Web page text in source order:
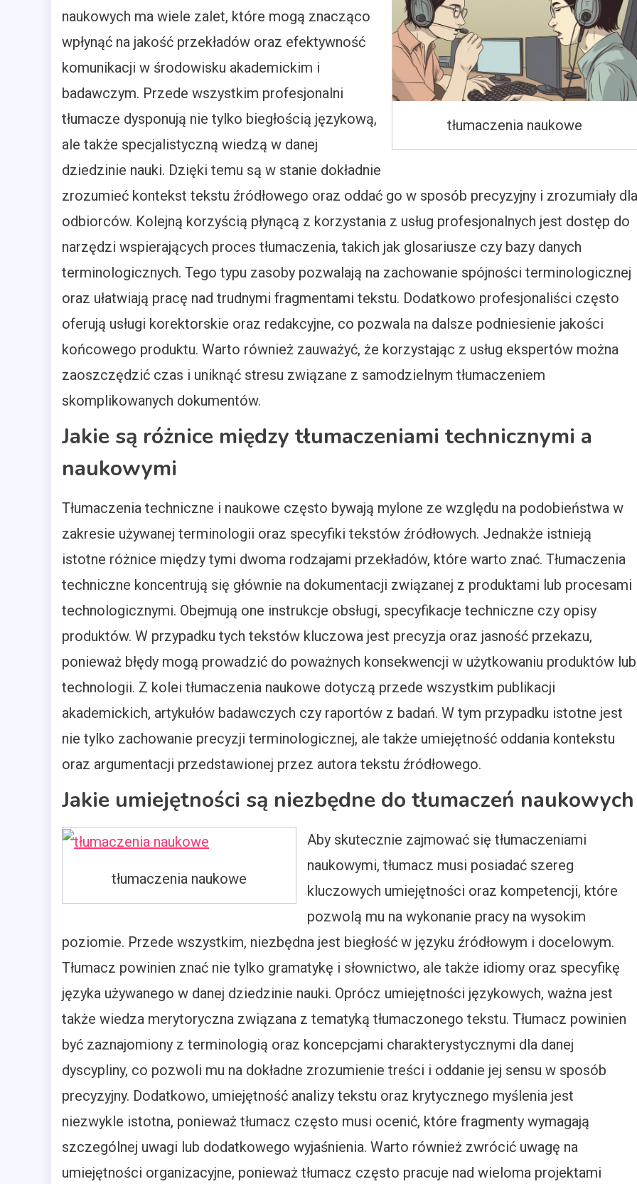
tłumaczenia naukowe
naukowych ma wiele zalet, które mogą znacząco
wpłynąć na jakość przekładów oraz efektywność
komunikacji w środowisku akademickim i
badawczym. Przede wszystkim profesjonalni
tłumacze dysponują nie tylko biegłością językową,
ale także specjalistyczną wiedzą w danej
dziedzinie nauki. Dzięki temu są w stanie dokładnie
zrozumieć kontekst tekstu źródłowego oraz oddać go w sposób precyzyjny i zrozumiały dla
odbiorców. Kolejną korzyścią płynącą z korzystania z usług profesjonalnych jest dostęp do
narzędzi wspierających proces tłumaczenia, takich jak glosariusze czy bazy danych
terminologicznych. Tego typu zasoby pozwalają na zachowanie spójności terminologicznej
oraz ułatwiają pracę nad trudnymi fragmentami tekstu. Dodatkowo profesjonaliści często
oferują usługi korektorskie oraz redakcyjne, co pozwala na dalsze podniesienie jakości
końcowego produktu. Warto również zauważyć, że korzystając z usług ekspertów można
zaoszczędzić czas i uniknąć stresu związane z samodzielnym tłumaczeniem
skomplikowanych dokumentów.
Jakie są różnice między tłumaczeniami technicznymi a
naukowymi
Tłumaczenia techniczne i naukowe często bywają mylone ze względu na podobieństwa w
zakresie używanej terminologii oraz specyfiki tekstów źródłowych. Jednakże istnieją
istotne różnice między tymi dwoma rodzajami przekładów, które warto znać. Tłumaczenia
techniczne koncentrują się głównie na dokumentacji związanej z produktami lub procesami
technologicznymi. Obejmują one instrukcje obsługi, specyfikacje techniczne czy opisy
produktów. W przypadku tych tekstów kluczowa jest precyzja oraz jasność przekazu,
ponieważ błędy mogą prowadzić do poważnych konsekwencji w użytkowaniu produktów lub
technologii. Z kolei tłumaczenia naukowe dotyczą przede wszystkim publikacji
akademickich, artykułów badawczych czy raportów z badań. W tym przypadku istotne jest
nie tylko zachowanie precyzji terminologicznej, ale także umiejętność oddania kontekstu
oraz argumentacji przedstawionej przez autora tekstu źródłowego.
Jakie umiejętności są niezbędne do tłumaczeń naukowych
tłumaczenia naukowe
Aby skutecznie zajmować się tłumaczeniami
naukowymi, tłumacz musi posiadać szereg
kluczowych umiejętności oraz kompetencji, które
pozwolą mu na wykonanie pracy na wysokim
poziomie. Przede wszystkim, niezbędna jest biegłość w języku źródłowym i docelowym.
Tłumacz powinien znać nie tylko gramatykę i słownictwo, ale także idiomy oraz specyfikę
języka używanego w danej dziedzinie nauki. Oprócz umiejętności językowych, ważna jest
także wiedza merytoryczna związana z tematyką tłumaczonego tekstu. Tłumacz powinien
być zaznajomiony z terminologią oraz koncepcjami charakterystycznymi dla danej
dyscypliny, co pozwoli mu na dokładne zrozumienie treści i oddanie jej sensu w sposób
precyzyjny. Dodatkowo, umiejętność analizy tekstu oraz krytycznego myślenia jest
niezwykle istotna, ponieważ tłumacz często musi ocenić, które fragmenty wymagają
szczególnej uwagi lub dodatkowego wyjaśnienia. Warto również zwrócić uwagę na
umiejętności organizacyjne, ponieważ tłumacz często pracuje nad wieloma projektami